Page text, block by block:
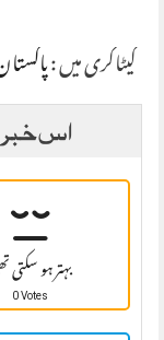
کیٹاگری میں :
اس خبر
بہتر ہو0 Votes